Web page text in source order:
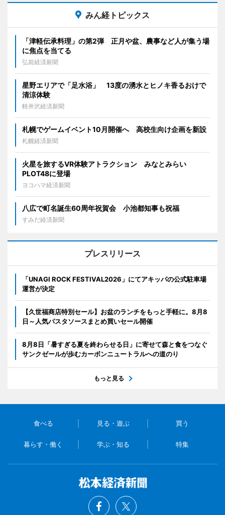
みん経トピックス
「津軽伝承料理」の第2弾 正月や盆、農事など人が集う場
に焦点を当てる
弘前経済新聞
星野エリアで「足水浴」 13度の湧水とヒノキ香るおけで
清涼体験
軽井沢経済新聞
札幌でゲームイベント10月開催へ 高校生向け企画を新設
札幌経済新聞
火星を旅するVR体験アトラクション みなとみらい
PLOT48に登場
ヨコハマ経済新聞
八広で町名誕生60周年祝賀会 小池都知事も祝福
すみだ経済新聞
プレスリリース
「UNAGI ROCK FESTIVAL2026」にてアキッパの公式駐車場
運営が決定
【久世福商店特別セール】お盆のランチをもっと手軽に。8月8
日～人気パスタソースまとめ買いセール開催
8月8日「暑すぎる夏を終わらせる日」に寄せて森と食をつなぐ
サンクゼールが歩むカーボンニュートラルへの道のり
もっと見る
食べる 見る・遊ぶ 買う
暮らす・働く 学ぶ・知る 特集